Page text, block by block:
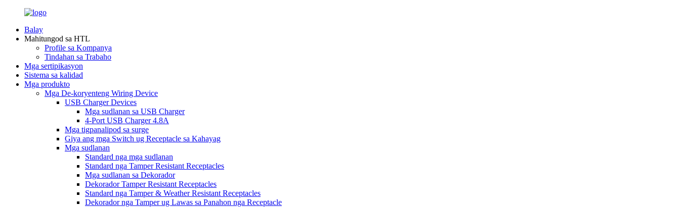
Balay
Mahitungod sa HTL
Profile sa Kompanya
Tindahan sa Trabaho
Mga sertipikasyon
Sistema sa kalidad
Mga produkto
Mga De-koryenteng Wiring Device
USB Charger Devices
Mga sudlanan sa USB Charger
4-Port USB Charger 4.8A
Mga tigpanalipod sa surge
Giya ang mga Switch ug Receptacle sa Kahayag
Mga sudlanan
Standard nga mga sudlanan
Standard nga Tamper Resistant Receptacles
Mga sudlanan sa Dekorador
Dekorador Tamper Resistant Receptacles
Standard nga Tamper & Weather Resistant Receptacles
Dekorador nga Tamper ug Lawas sa Panahon nga Receptacle